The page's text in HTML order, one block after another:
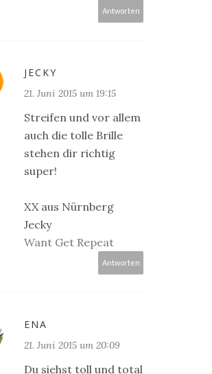
Antworten
JECKY
21. Juni 2015 um 19:15
Streifen und vor allem
auch die tolle Brille
stehen dir richtig
super!
XX aus Nürnberg
Jecky
Want Get Repeat
Antworten
ENA
21. Juni 2015 um 20:09
Du siehst toll und total